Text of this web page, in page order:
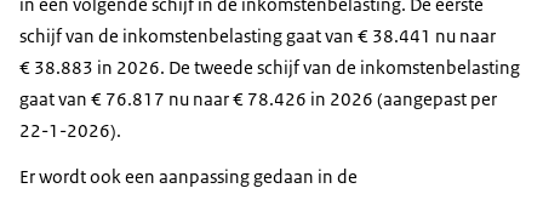
in een volgende schijf in de inkomstenbelasting. De eerste
schijf van de inkomstenbelasting gaat van € 38.441 nu naar
€ 38.883 in 2026. De tweede schijf van de inkomstenbelasting
gaat van € 76.817 nu naar € 78.426 in 2026 (aangepast per
22-1-2026).
Er wordt ook een aanpassing gedaan in de